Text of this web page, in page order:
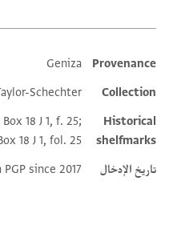
Additional metadata
Provenance
Geniza
Collection
Schechter
Historical
shelfmarks
18 J 1, f. 25;
18 J 1, fol. 25
تاريخ الإدخال
PGP since 2017